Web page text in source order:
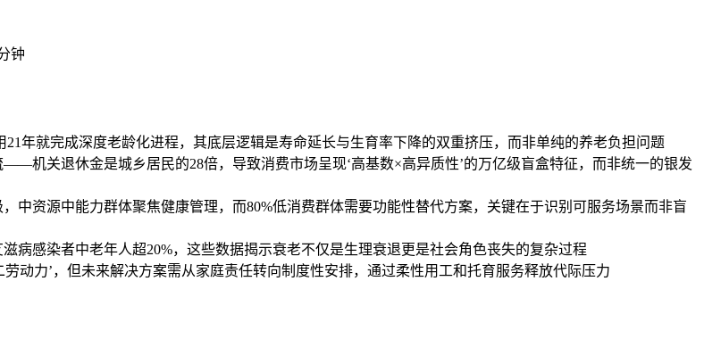
钟
21年就完成深度老龄化进程，其底层逻辑是寿命延长与生育率下降的双重挤压，而非单纯的养老负担问题
机关退休金是城乡居民的28倍，导致消费市场呈现‘高基数×高异质性’的万亿级盲盒特征，而非统一的银发
中资源中能力群体聚焦健康管理，而80%低消费群体需要功能性替代方案，关键在于识别可服务场景而非盲
病感染者中老年人超20%，这些数据揭示衰老不仅是生理衰退更是社会角色丧失的复杂过程
动力’，但未来解决方案需从家庭责任转向制度性安排，通过柔性用工和托育服务释放代际压力